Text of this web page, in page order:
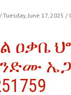
/ Tuesday, June 17, 2025 /
ዐቃቤ